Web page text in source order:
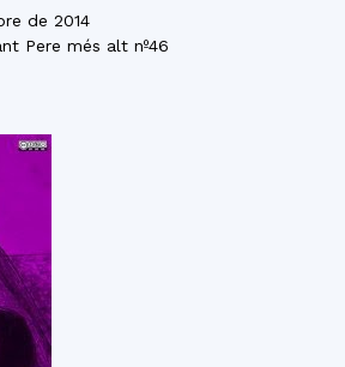
de 2014
Pere més alt nº46